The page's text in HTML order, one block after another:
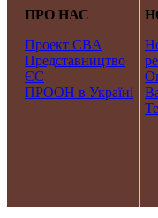
ПРО НАС
Проект CBA
Представництво
ЄС
ПРООН в Україні